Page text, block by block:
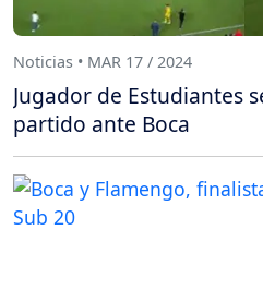
Noticias • MAR 17 / 2024
Jugador de Estudiantes
partido ante Boca